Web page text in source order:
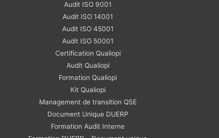
Audit ISO 9001
Audit ISO 14001
Audit ISO 45001
Audit ISO 50001
Certification Qualiopi
Audit Qualiopi
Formation Qualiopi
Kit Qualiopi
Management de transition QSE
Document Unique DUERP
Formation Audit Interne